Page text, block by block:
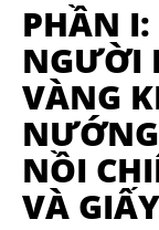
PHẦN I:
NGƯỜI
VÀNG
NỒI
VÀ